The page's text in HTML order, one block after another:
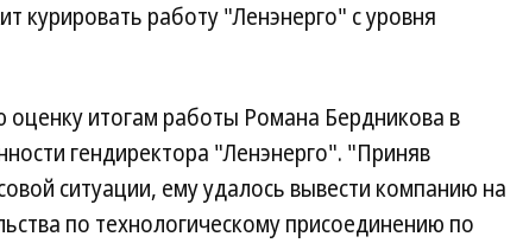
курировать работу "Ленэнерго" с уровня
итогам работы Романа Бердникова в
гендиректора "Ленэнерго". "Приняв
ситуации, ему удалось вывести компанию на
по технологическому присоединению по